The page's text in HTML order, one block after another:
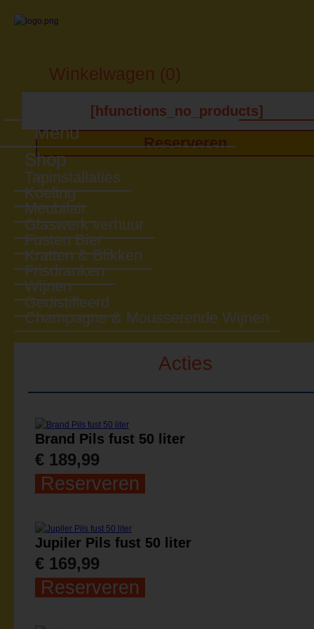
Winkelwagen (0)
[hfunctions_no_products]
Reserveren
Menu
Shop
Tapinstallaties
Koeling
Meubilair
Glaswerk verhuur
Fusten Bier
Kratten & Blikken
Frisdranken
Wijnen
Gedistilleerd
Champagne & Mousserende Wijnen
Acties
Brand Pils fust 50 liter
€ 189,99
Reserveren
Jupiler Pils fust 50 liter
€ 169,99
Reserveren